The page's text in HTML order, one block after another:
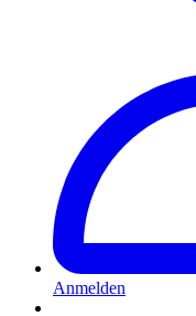
Anmelden